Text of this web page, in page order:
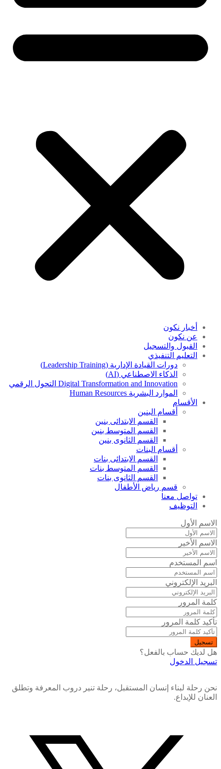
أخبار نكون
عن نكون
القبول والتسجيل
التعليم التنفيذي
دورات القيادة الإدارية (Leadership Training)
الذكاء الاصطناعي (AI)
Digital Transformation and Innovation التحول الرقمي
الموارد البشرية Human Resources
الأقسام
أقسام البنين
القسم الابتدائى بنين
القسم المتوسط بنين
القسم الثانوى بنين
أقسام البنات
القسم الابتدائى بنات
القسم المتوسط بنات
القسم الثانوى بنات
قسم رياض الأطفال
تواصل معنا
التوظيف
الاسم الأول
الاسم الأخير
اسم المستخدم
البريد الإلكتروني
كلمة المرور
تأكيد كلمة المرور
تسجيل
هل لديك حساب بالفعل؟
تسجيل الدخول
نحن رحلة لبناء إنسان المستقبل، رحلة تنير دروب المعرفة وتطلق
العنان للإبداع.